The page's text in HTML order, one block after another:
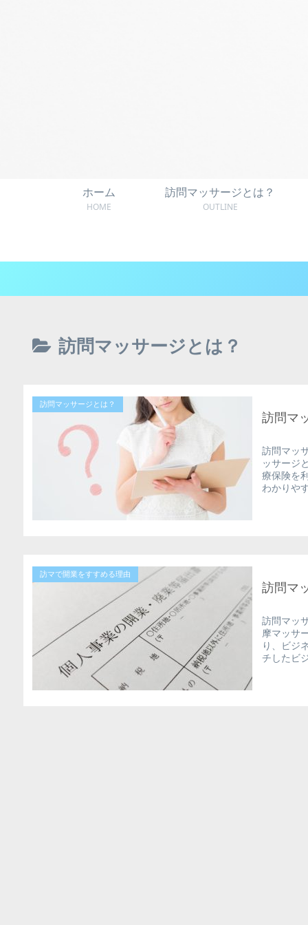
ホーム
HOME
訪問マッサージとは？
OUTLINE
訪問マッサージとは？
訪問マッサージとは？
訪問マ
訪問マッ
ッサージ
療保険を
わかりや
訪マで開業をすすめる理由
訪問マ
訪問マッ
摩マッサ
り、ビジ
チしたビ